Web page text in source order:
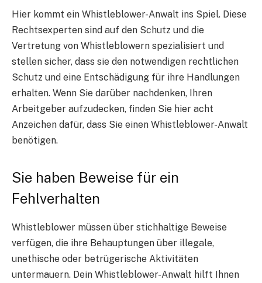
Hier kommt ein Whistleblower-Anwalt ins Spiel. Diese
Rechtsexperten sind auf den Schutz und die
Vertretung von Whistleblowern spezialisiert und
stellen sicher, dass sie den notwendigen rechtlichen
Schutz und eine Entschädigung für ihre Handlungen
erhalten. Wenn Sie darüber nachdenken, Ihren
Arbeitgeber aufzudecken, finden Sie hier acht
Anzeichen dafür, dass Sie einen Whistleblower-Anwalt
benötigen.
Sie haben Beweise für ein
Fehlverhalten
Whistleblower müssen über stichhaltige Beweise
verfügen, die ihre Behauptungen über illegale,
unethische oder betrügerische Aktivitäten
untermauern. Dein Whistleblower-Anwalt hilft Ihnen